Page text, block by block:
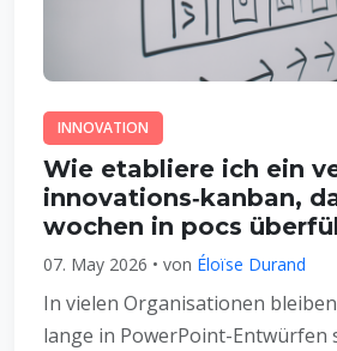
INNOVATION
Wie etabliere ich ein
innovations‑kanban,
wochen in pocs
07. May 2026 • von Éloïse Durand
In vielen Organisationen
lange in PowerPoint-Entwürfen